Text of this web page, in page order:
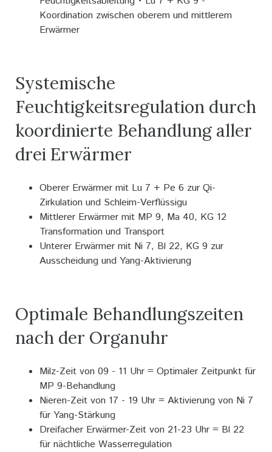
Koordination zwischen oberem und mittlerem
Erwärmer
Systemische
Feuchtigkeitsregulation durch
koordinierte Behandlung aller
drei Erwärmer
Oberer Erwärmer mit Lu 7 + Pe 6 zur Qi-
Zirkulation und Schleim-Verflüssigu
Mittlerer Erwärmer mit MP 9, Ma 40, KG 12
Transformation und Transport
Unterer Erwärmer mit Ni 7, Bl 22, KG 9 zur
Ausscheidung und Yang-Aktivierung
Optimale Behandlungszeiten
nach der Organuhr
Milz-Zeit von 09 - 11 Uhr = Optimaler Zeitpunkt für
MP 9-Behandlung
Nieren-Zeit von 17 - 19 Uhr = Aktivierung von Ni 7
für Yang-Stärkung
Dreifacher Erwärmer-Zeit von 21-23 Uhr = Bl 22
für nächtliche Wasserregulation